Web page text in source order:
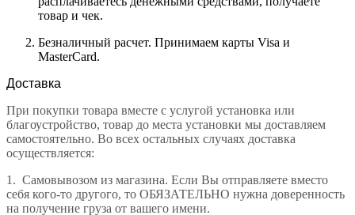
товар и чек.
Безналичный расчет. Принимаем карты Visa и
MasterCard.
Доставка
При покупки товара вместе с услугой установка или
благоустройство, товар до места установки мы доставляем
самостоятельно. Во всех остальных случаях доставка
осуществляется:
1. Самовывозом из магазина. Если Вы отправляете вместо
себя кого-то другого, то ОБЯЗАТЕЛЬНО нужна доверенность
на получение груза от вашего имени.